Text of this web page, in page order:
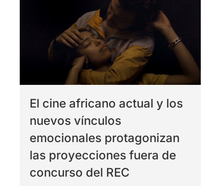
El cine africano actual y los
nuevos vínculos
emocionales protagonizan
las proyecciones fuera de
concurso del REC